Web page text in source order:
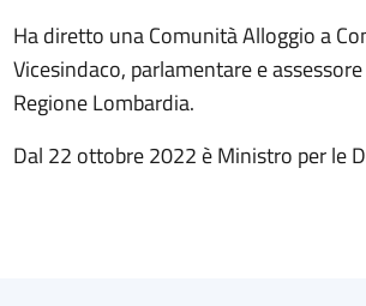
Ha diretto una Comunità Alloggio a
Vicesindaco, parlamentare e
Regione Lombardia.
Dal 22 ottobre 2022 è Ministro per le